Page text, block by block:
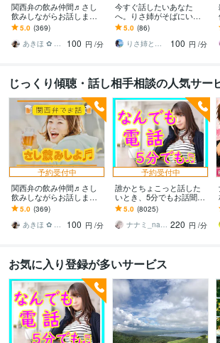
関西弁の飲み仲間♬さし
飲みしながらお話します
何となく話したい✨酔った
時のいい気分のまま⭐︎お話
しましょう
5.0 (369)
あきほ ✿ 元気を届ける関西女子✨
100 円 /分
今すぐ話したいあなた
へ。りさ姉がそばにいま
す 1人じゃない。どんな感
情も否定しない✨低音ボイ
スでゆったり
5.0 (86)
りさ姉と話すこころ整え時間
100 円 /分
じっくり傾聴・話し相手相談の人気サー
予約受付中
関西弁の飲み仲間♬さし
飲みしながらお話します
何となく話したい✨酔った
時のいい気分のまま⭐︎お話
しましょう
5.0 (369)
あきほ ✿ 元気を届ける関西女子✨
100 円 /分
予約受付中
誰かとちょこっと話した
いとき、5分でもお話聞き
ます 疲れた～、でもカウ
ンセリングじゃない、な
んとなく雑談聞いて～
5.0 (8025)
ナナミ_nanami 220 円 /分
お気に入り登録が多いサービス